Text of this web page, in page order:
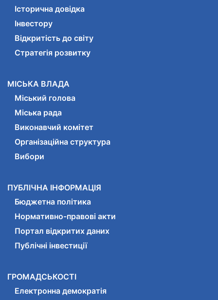
Історична довідка
Інвестору
Відкритість до світу
Стратегія розвитку
МІСЬКА ВЛАДА
Міський голова
Міська рада
Виконавчий комітет
Організаційна структура
Вибори
ПУБЛІЧНА ІНФОРМАЦІЯ
Бюджетна політика
Нормативно-правові акти
Портал відкритих даних
Публічні інвестиції
ГРОМАДСЬКОСТІ
Електронна демократія